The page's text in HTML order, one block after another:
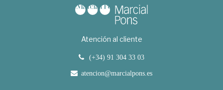
Atención al cliente
(+34) 91 304 33 03
atencion@marcialpons.es